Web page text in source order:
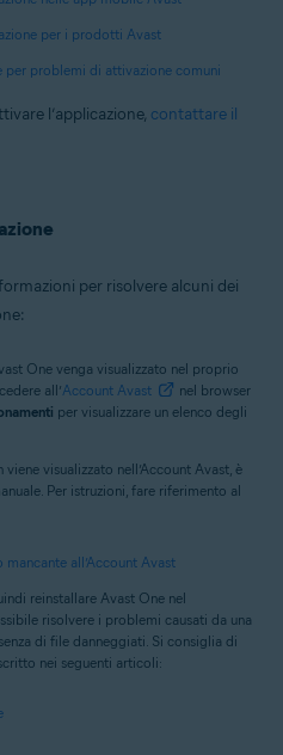
per i prodotti Avast
per problemi di attivazione comuni
l’applicazione, contattare il
per risolvere alcuni dei
One venga visualizzato nel proprio
all’Account Avast
nel browser
per visualizzare un elenco degli
visualizzato nell’Account Avast, è
Per istruzioni, fare riferimento al
all’Account Avast
reinstallare Avast One nel
risolvere i problemi causati da una
di file danneggiati. Si consiglia di
nei seguenti articoli: